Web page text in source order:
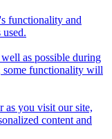
functionality and
as possible during
some functionality will
as you visit our site,
content and